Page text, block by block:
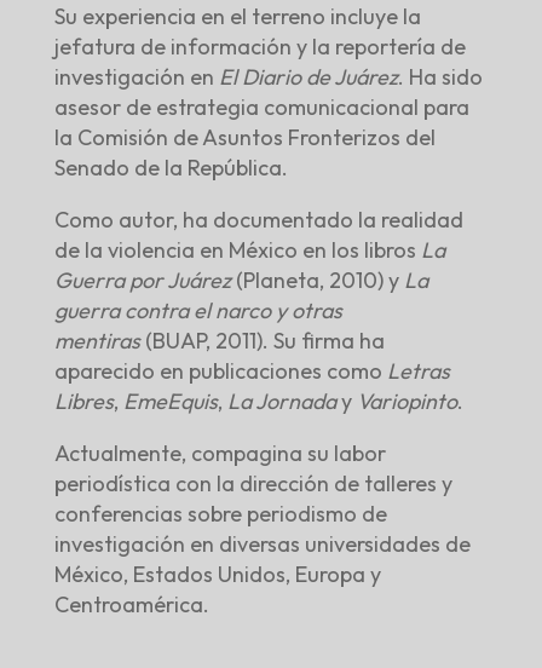
Su experiencia en el terreno incluye la
jefatura de información y la reportería de
investigación en El Diario de Juárez. Ha sido
asesor de estrategia comunicacional para
la Comisión de Asuntos Fronterizos del
Senado de la República.
Como autor, ha documentado la realidad
de la violencia en México en los libros La
Guerra por Juárez (Planeta, 2010) y La
guerra contra el narco y otras
mentiras (BUAP, 2011). Su firma ha
aparecido en publicaciones como Letras
Libres, EmeEquis, La Jornaday Variopinto.
Actualmente, compagina su labor
periodística con la dirección de talleres y
conferencias sobre periodismo de
investigación en diversas universidades de
México, Estados Unidos, Europa y
Centroamérica.